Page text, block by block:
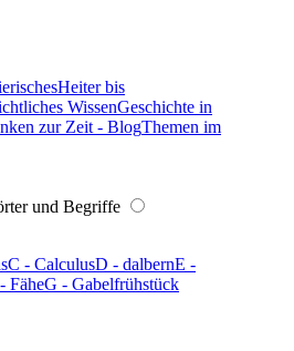
Heiter bis
WissenGeschichte in
zur Zeit - BlogThemen im
und Begriffe
C - CalculusD - dalbernE -
FäheG - Gabelfrühstück